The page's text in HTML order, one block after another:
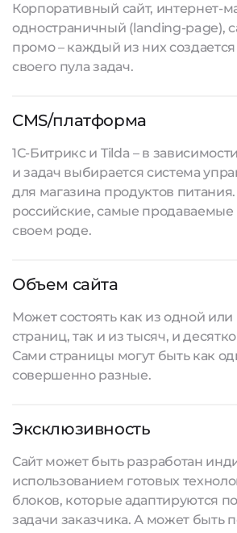
Корпоративный сайт, интернет-
одностраничный (landing-page),
промо – каждый из них
своего пула задач.
CMS/платформа
1С-Битрикс и Tilda – в
и задач выбирается система
для магазина продуктов
российские, самые
своем роде.
Объем сайта
Может состоять как из одной или
страниц, так и из тысяч, и
Сами страницы могут быть как
совершенно разные.
Эксклюзивность
Сайт может быть разработан
использованием готовых
блоков, которые адаптируются
задачи заказчика. А может быть